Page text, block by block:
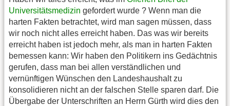
Universitätsmedizin gefordert wurde ? Wenn man die
harten Fakten betrachtet, wird man sagen müssen, dass
wir noch nicht alles erreicht haben. Das was wir bereits
erreicht haben ist jedoch mehr, als man in harten Fakten
bemessen kann: Wir haben den Politikern ins Gedächtnis
gerufen, dass man bei allen verständlichen und
vernünftigen Wünschen den Landeshaushalt zu
konsolidieren nicht an der falschen Stelle sparen darf. Die
Übergabe der Unterschriften an Herrn Gürth wird dies den